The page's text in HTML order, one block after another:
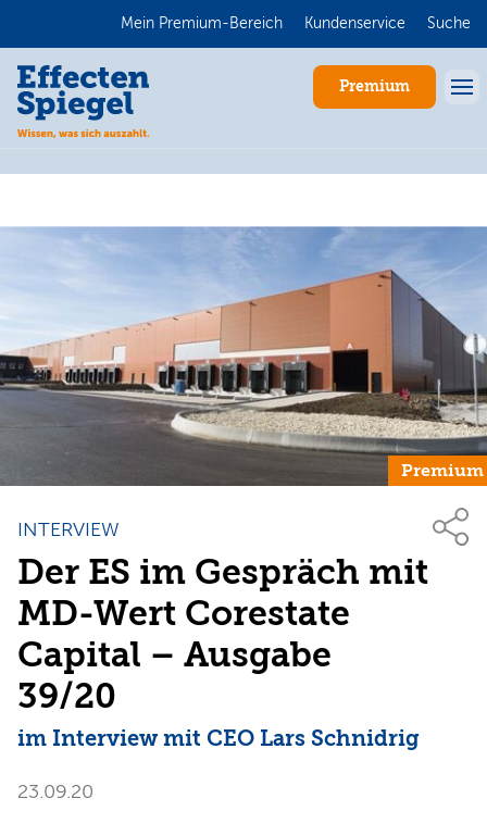
Mein Premium-Bereich Kundenservice Suche
Premium
Premium
INTERVIEW
Der ES im Gespräch mit
MD-Wert Corestate
Capital – Ausgabe
39/20
im Interview mit CEO Lars Schnidrig
23.09.20
Anmelden